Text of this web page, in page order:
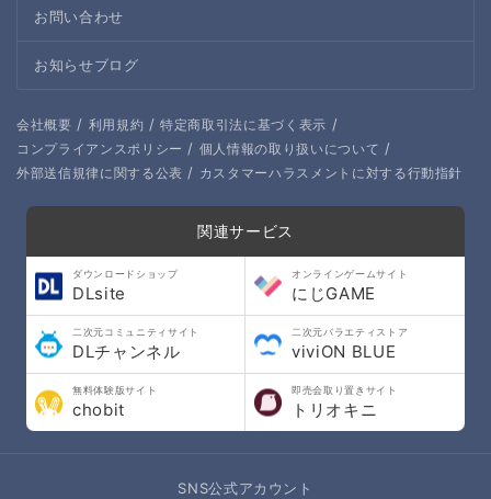
お問い合わせ
お知らせブログ
会社概要 / 利用規約 / 特定商取引法に基づく表示 /
コンプライアンスポリシー / 個人情報の取り扱いについて /
外部送信規律に関する公表 / カスタマーハラスメントに対する行動指針
関連サービス
ダウンロードショップ
DLsite
オンラインゲームサイト
にじGAME
二次元コミュニティサイト
DLチャンネル
二次元バラエティストア
viviON BLUE
無料体験版サイト
chobit
即売会取り置きサイト
トリオキニ
SNS公式アカウント